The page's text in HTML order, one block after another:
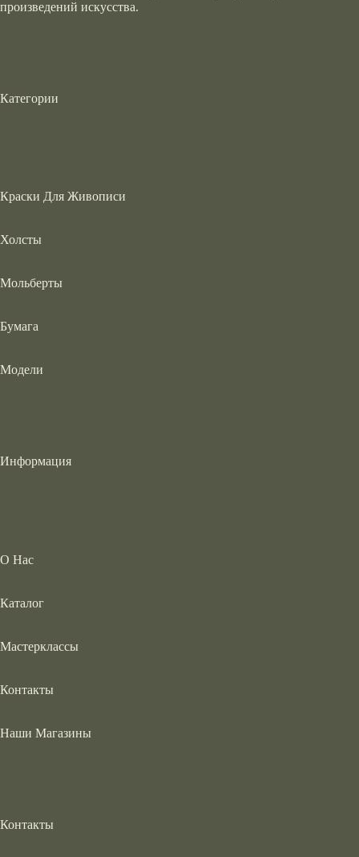
произведений искусства.
Категории
Краски Для Живописи
Холсты
Мольберты
Бумага
Модели
Информация
О Нас
Каталог
Мастерклассы
Контакты
Наши Магазины
Контакты